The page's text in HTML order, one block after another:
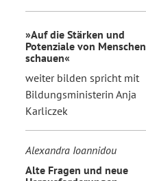
»Auf die Stärken und
Potenziale von Menschen
schauen«
weiter bilden spricht mit
Bildungsministerin Anja
Karliczek
Alexandra Ioannidou
Alte Fragen und neue